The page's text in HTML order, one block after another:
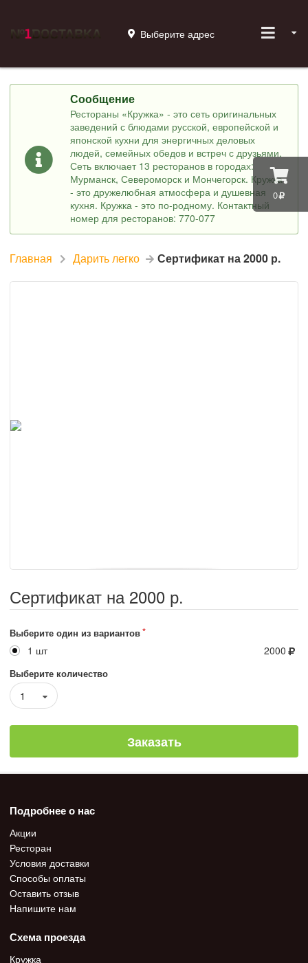
0
Выберите адрес
Сообщение
Рестораны «Кружка» - это сеть оригинальных
заведений с блюдами русской, европейской и
японской кухни для энергичных деловых
людей, семейных обедов и встреч с друзьями.
Сеть включает 13 ресторанов в городах:
Мурманск, Североморск и Мончегорск. Кружка
- это дружелюбная атмосфера и душевная
кухня. Кружка - это по-родному. Контактный
номер для ресторанов: 770-077
Главная Дарить легко Сертификат на 2000 р.
Сертификат на 2000 р.
Выберите один из вариантов
1 шт 2000
Выберите количество
1
Заказать
Подробнее о нас
Акции
Ресторан
Условия доставки
Способы оплаты
Оставить отзыв
Напишите нам
Схема проезда
Кружка